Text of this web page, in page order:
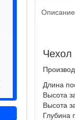
Описание
Чехол
Длина
Высота
Высота
Глубина